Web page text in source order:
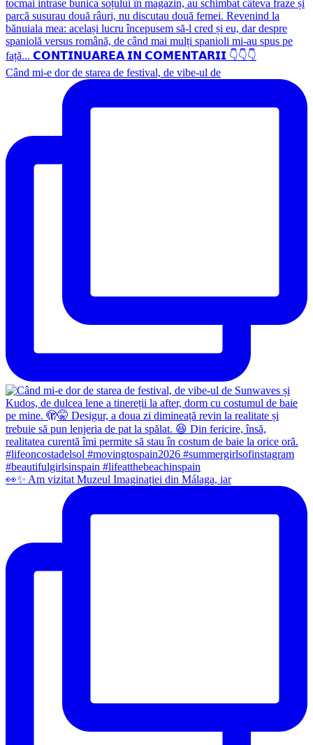
Când mi-e dor de starea de festival, de vibe-ul de
👀✨️ Am vizitat Muzeul Imaginației din Málaga, iar